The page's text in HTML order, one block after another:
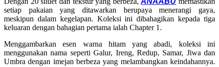
setiap pakaian yang ditawarkan berupaya menerangi gaya,
meskipun dalam kegelapan. Koleksi ini dibahagikan kepada tiga
keluaran dengan bahagian pertama ialah Chapter 1.
Menggambarkan esen warna hitam yang abadi, koleksi ini
menggunakan nama seperti Galur, Ireng, Redup, Samar, Jiwa dan
Umbra dengan imejan berbeza yang melambangkan keindahannya.